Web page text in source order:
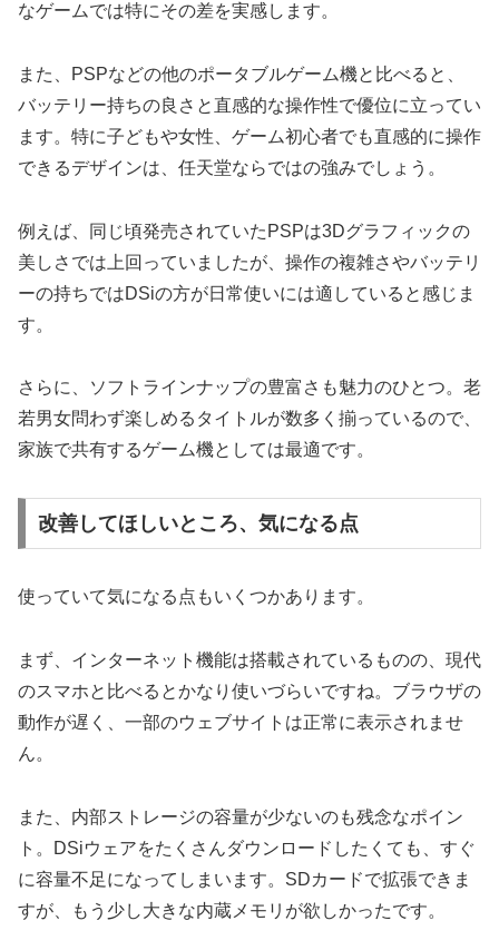
なゲームでは特にその差を実感します。
また、PSPなどの他のポータブルゲーム機と比べると、
バッテリー持ちの良さと直感的な操作性で優位に立ってい
ます。特に子どもや女性、ゲーム初心者でも直感的に操作
できるデザインは、任天堂ならではの強みでしょう。
例えば、同じ頃発売されていたPSPは3Dグラフィックの
美しさでは上回っていましたが、操作の複雑さやバッテリ
ーの持ちではDSiの方が日常使いには適していると感じま
す。
さらに、ソフトラインナップの豊富さも魅力のひとつ。老
若男女問わず楽しめるタイトルが数多く揃っているので、
家族で共有するゲーム機としては最適です。
改善してほしいところ、気になる点
使っていて気になる点もいくつかあります。
まず、インターネット機能は搭載されているものの、現代
のスマホと比べるとかなり使いづらいですね。ブラウザの
動作が遅く、一部のウェブサイトは正常に表示されませ
ん。
また、内部ストレージの容量が少ないのも残念なポイン
ト。DSiウェアをたくさんダウンロードしたくても、すぐ
に容量不足になってしまいます。SDカードで拡張できま
すが、もう少し大きな内蔵メモリが欲しかったです。